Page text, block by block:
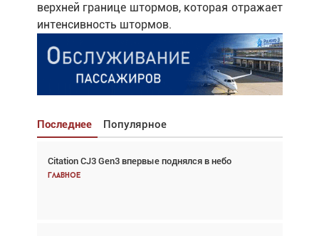
верхней границе штормов, которая отражает
интенсивность штормов.
Последнее Популярное
Citation CJ3 Gen3 впервые поднялся в небо
Главное
Взгляд с высоты: тандем вертолётов и БПЛА в
спасательных операциях